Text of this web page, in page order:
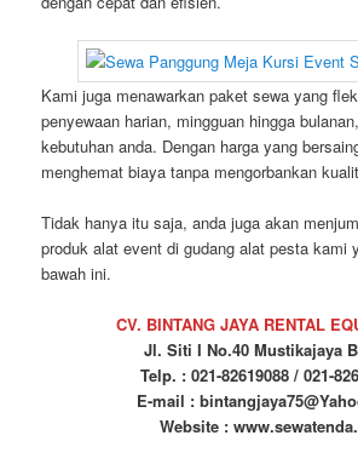
Kami juga menawarkan paket sewa yang
penyewaan harian, mingguan hingga
kebutuhan anda. Dengan harga yang
menghemat biaya tanpa mengorbankan
Tidak hanya itu saja, anda juga akan
produk alat event di gudang alat pesta kami
bawah ini.
CV. BINTANG JAYA RENTAL
Jl. Siti I No.40 Mustikajaya
Telp. : 021-82619088 / 021-
E-mail :
Website :